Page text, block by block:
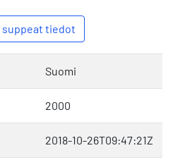
tiedot
Suomi
2000
2018-10-26T09:47:21Z